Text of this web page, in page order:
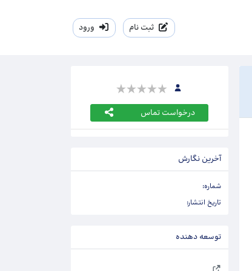
ثبت نام ورود
درخواست تماس
آخرین نگارش
شماره:
تاریخ انتشار:
توسعه دهنده